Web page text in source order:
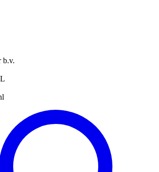
b.v.